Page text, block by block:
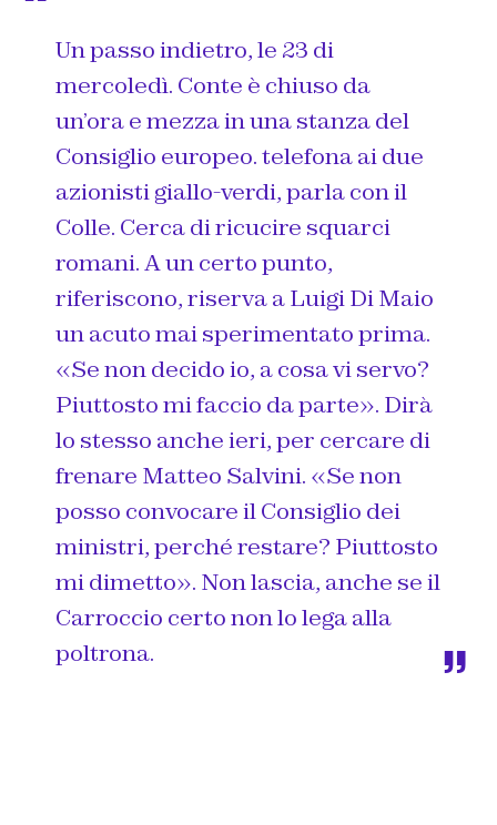
Un passo indietro, le 23 di
mercoledì. Conte è chiuso da
un’ora e mezza in una stanza del
Consiglio europeo. telefona ai due
azionisti giallo-verdi, parla con il
Colle. Cerca di ricucire squarci
romani. A un certo punto,
riferiscono, riserva a Luigi Di Maio
un acuto mai sperimentato prima.
«Se non decido io, a cosa vi servo?
Piuttosto mi faccio da parte». Dirà
lo stesso anche ieri, per cercare di
frenare Matteo Salvini. «Se non
posso convocare il Consiglio dei
ministri, perché restare? Piuttosto
mi dimetto». Non lascia, anche se il
Carroccio certo non lo lega alla
poltrona.